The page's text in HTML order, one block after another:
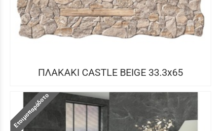
ΠΛΑΚΑΚΙ CASTLE BEIGE 33.3x65
Ετοιμοπαράδοτο